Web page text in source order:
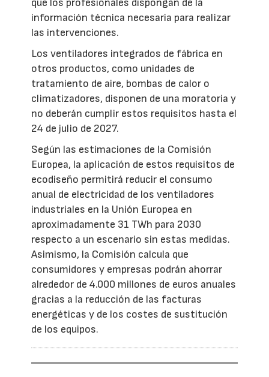
que los profesionales dispongan de la
información técnica necesaria para realizar
las intervenciones.
Los ventiladores integrados de fábrica en
otros productos, como unidades de
tratamiento de aire, bombas de calor o
climatizadores, disponen de una moratoria y
no deberán cumplir estos requisitos hasta el
24 de julio de 2027.
Según las estimaciones de la Comisión
Europea, la aplicación de estos requisitos de
ecodiseño permitirá reducir el consumo
anual de electricidad de los ventiladores
industriales en la Unión Europea en
aproximadamente 31 TWh para 2030
respecto a un escenario sin estas medidas.
Asimismo, la Comisión calcula que
consumidores y empresas podrán ahorrar
alrededor de 4.000 millones de euros anuales
gracias a la reducción de las facturas
energéticas y de los costes de sustitución
de los equipos.